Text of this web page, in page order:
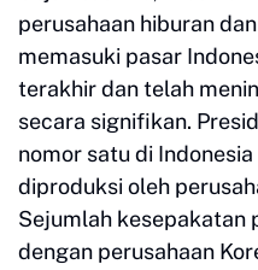
perusahaan hiburan
memasuki pasar
terakhir dan telah
secara signifikan.
nomor satu di
diproduksi oleh
Sejumlah kesepakatan
dengan perusahaan